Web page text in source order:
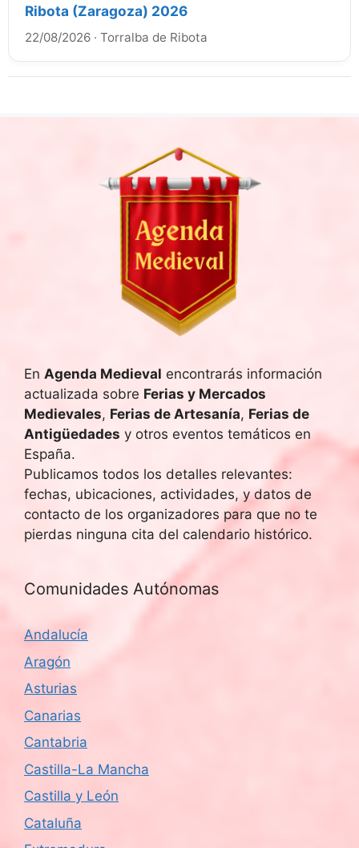
Ribota (Zaragoza) 2026
22/08/2026 · Torralba de Ribota
En Agenda Medieval encontrarás información
actualizada sobre Ferias y Mercados
Medievales, Ferias de Artesanía, Ferias de
Antigüedades y otros eventos temáticos en
España.
Publicamos todos los detalles relevantes:
fechas, ubicaciones, actividades, y datos de
contacto de los organizadores para que no te
pierdas ninguna cita del calendario histórico.
Comunidades Autónomas
Andalucía
Aragón
Asturias
Canarias
Cantabria
Castilla-La Mancha
Castilla y León
Cataluña